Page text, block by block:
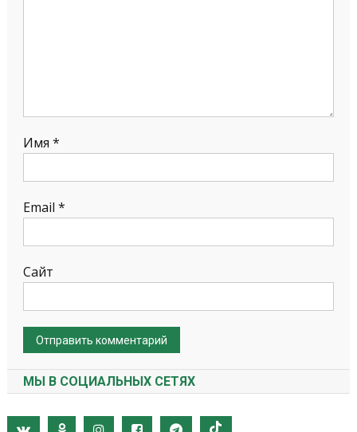
Имя *
Email *
Сайт
МЫ В СОЦИАЛЬНЫХ СЕТЯХ